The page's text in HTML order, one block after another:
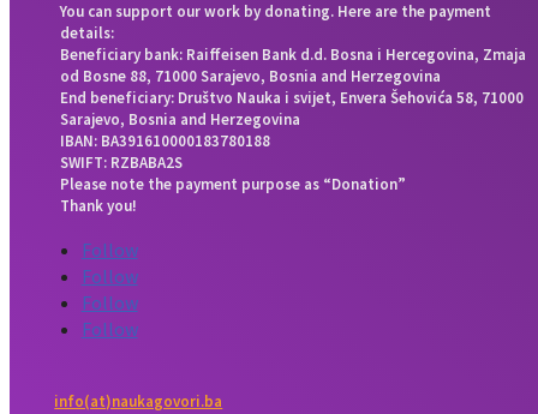
You can support our work by donating. Here are the payment
details:
Beneficiary bank: Raiffeisen Bank d.d. Bosna i Hercegovina, Zmaja
od Bosne 88, 71000 Sarajevo, Bosnia and Herzegovina
End beneficiary: Društvo Nauka i svijet, Envera Šehovića 58, 71000
Sarajevo, Bosnia and Herzegovina
IBAN: BA391610000183780188
SWIFT: RZBABA2S
Please note the payment purpose as “Donation”
Thank you!
Follow
Follow
Follow
Follow
info(at)naukagovori.ba